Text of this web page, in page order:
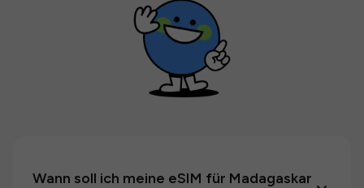
Wann soll ich meine eSIM für Madagaskar